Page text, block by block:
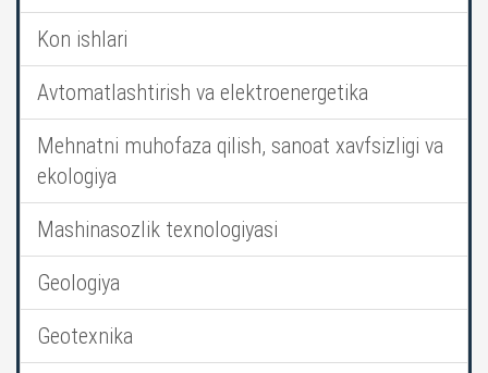
Kon ishlari
Avtomatlashtirish va elektroenergetika
Mehnatni muhofaza qilish, sanoat xavfsizligi va
ekologiya
Mashinasozlik texnologiyasi
Geologiya
Geotexnika